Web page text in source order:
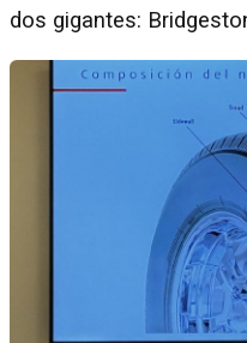
dos gigantes: